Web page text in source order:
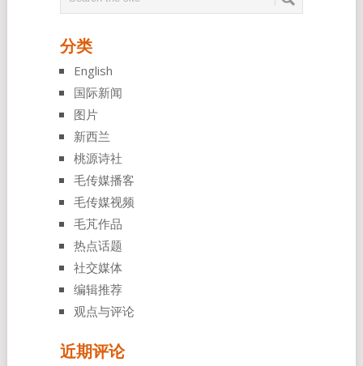
分类
English
国际新闻
图片
新西兰
桃源诗社
毛传媒播客
毛传媒视频
毛芃作品
热点话题
社交媒体
编辑推荐
观点与评论
近期评论